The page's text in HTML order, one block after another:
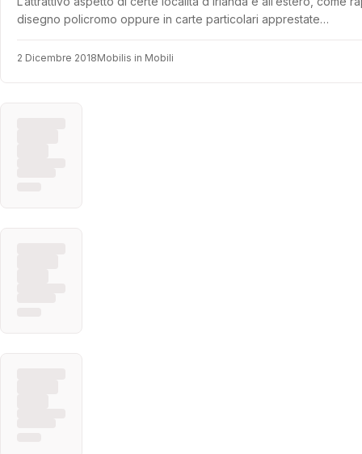
disegno policromo oppure in carte particolari apprestate…
2 Dicembre 2018Mobilis in Mobili